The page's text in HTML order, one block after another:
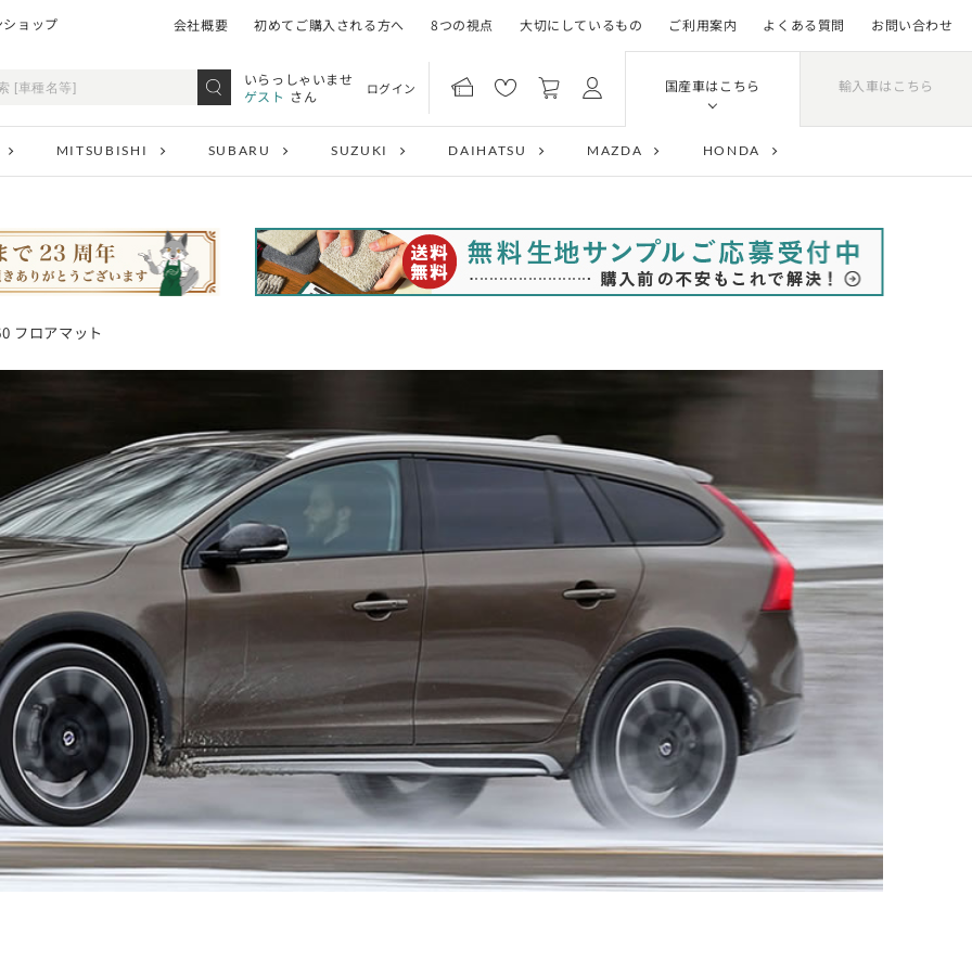
ョップ 会社概要 初めてご購入される方へ 8つの視点 大切にしているもの ご利用案内 よくある質問 お問い合わせ
いらっしゃいませ
ゲスト さん ログイン 国産車はこちら 輸入車はこちら
MITSUBISHI SUBARU SUZUKI DAIHATSU MAZDA HONDA
フロアマット